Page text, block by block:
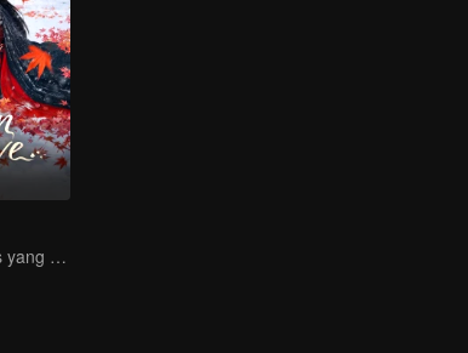
Jeneral Tegas yang Berjuang untuk Isteri dan Cinta!